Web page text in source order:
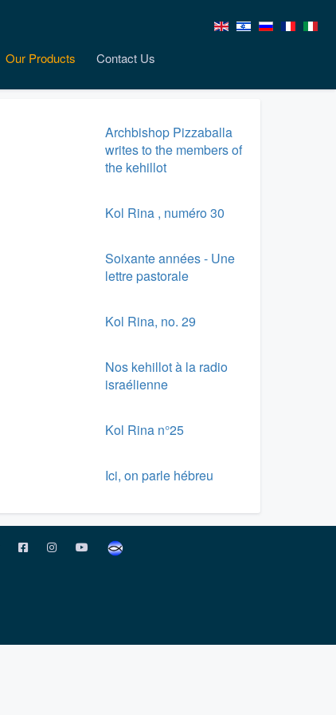
Our Products Contact Us
Archbishop Pizzaballa
writes to the members of
the kehillot
Kol Rina , numéro 30
Soixante années - Une
lettre pastorale
Kol Rina, no. 29
Nos kehillot à la radio
israélienne
Kol Rina n°25
Ici, on parle hébreu